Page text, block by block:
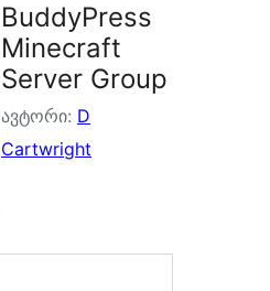
BuddyPress
Minecraft
Server Group
ავტორი: D
Cartwright